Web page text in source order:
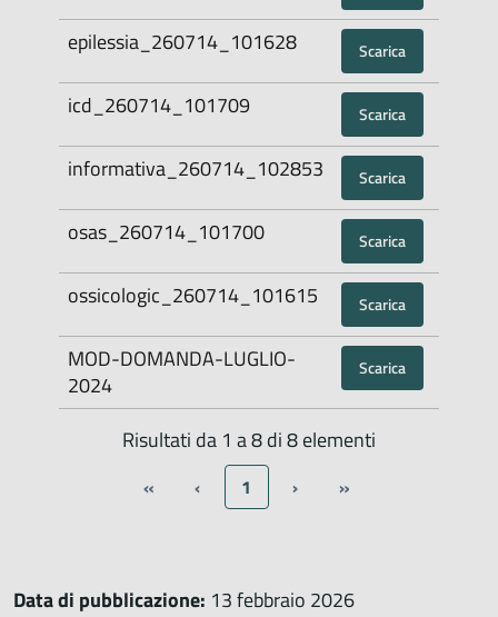
epilessia_260714_101628 Scarica
icd_260714_101709 Scarica
informativa_260714_102853 Scarica
osas_260714_101700 Scarica
ossicologic_260714_101615 Scarica
MOD-DOMANDA-LUGLIO-
2024
Scarica
Risultati da 1 a 8 di 8 elementi
« ‹ 1 › »
Data di pubblicazione: 13 febbraio 2026